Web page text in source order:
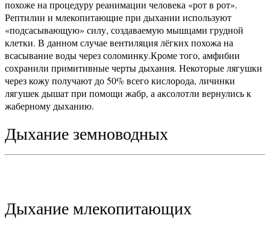
похоже на процедуру реанимации человека «рот в рот».
Рептилии и млекопитающие при дыхании используют
«подсасывающую» силу, создаваемую мышцами грудной
клетки. В данном случае вентиляция лёгких похожа на
всасывание воды через соломинку.Кроме того, амфибии
сохранили примитивные черты дыхания. Некоторые лягушки
через кожу получают до 50% всего кислорода, личинки
лягушек дышат при помощи жабр, а аксолотли вернулись к
жаберному дыханию.
Дыхание земноводных
Дыхание млекопитающих